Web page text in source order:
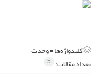
کلیدواژه‌ها =وحدت
تعداد مقالات: 5